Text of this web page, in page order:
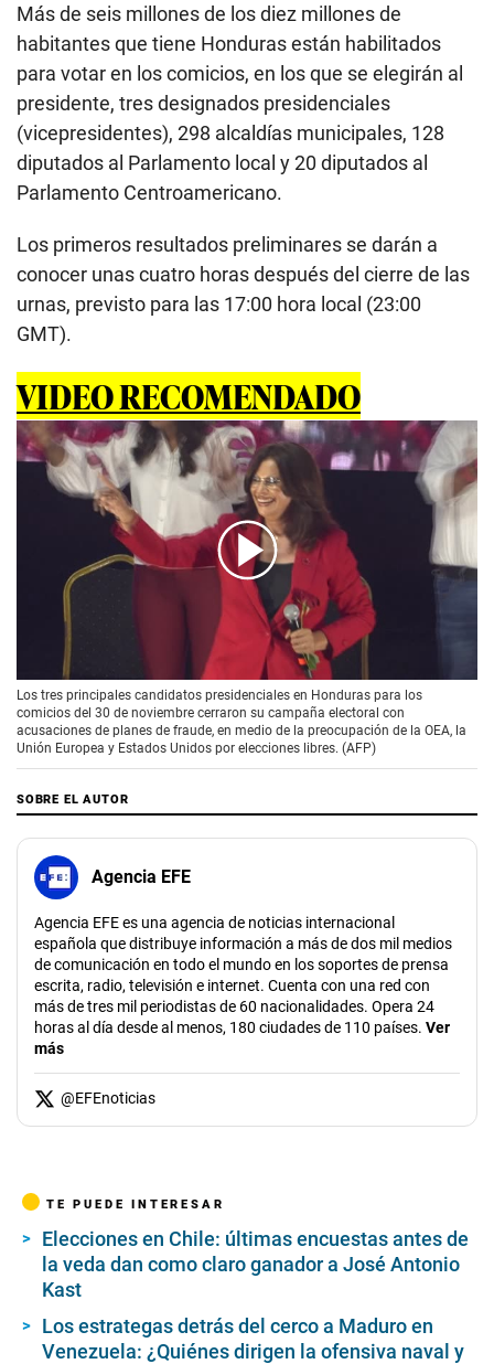
Más de seis millones de los diez millones de
habitantes que tiene Honduras están habilitados
para votar en los comicios, en los que se elegirán al
presidente, tres designados presidenciales
(vicepresidentes), 298 alcaldías municipales, 128
diputados al Parlamento local y 20 diputados al
Parlamento Centroamericano.
Los primeros resultados preliminares se darán a
conocer unas cuatro horas después del cierre de las
urnas, previsto para las 17:00 hora local (23:00
GMT).
VIDEO RECOMENDADO
Los tres principales candidatos presidenciales en Honduras para los
comicios del 30 de noviembre cerraron su campaña electoral con
acusaciones de planes de fraude, en medio de la preocupación de la OEA, la
Unión Europea y Estados Unidos por elecciones libres. (AFP)
SOBRE EL AUTOR
Agencia EFE
Agencia EFE es una agencia de noticias internacional
española que distribuye información a más de dos mil medios
de comunicación en todo el mundo en los soportes de prensa
escrita, radio, televisión e internet. Cuenta con una red con
más de tres mil periodistas de 60 nacionalidades. Opera 24
horas al día desde al menos, 180 ciudades de 110 países. Ver
más
@EFEnoticias
TE PUEDE INTERESAR
Elecciones en Chile: últimas encuestas antes de
la veda dan como claro ganador a José Antonio
Kast
Los estrategas detrás del cerco a Maduro en
Venezuela: ¿Quiénes dirigen la ofensiva naval y